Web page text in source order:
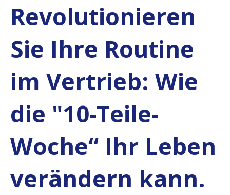
Revolutionieren
Sie Ihre Routine
im Vertrieb: Wie
die "10-Teile-
Woche“ Ihr Leben
verändern kann.